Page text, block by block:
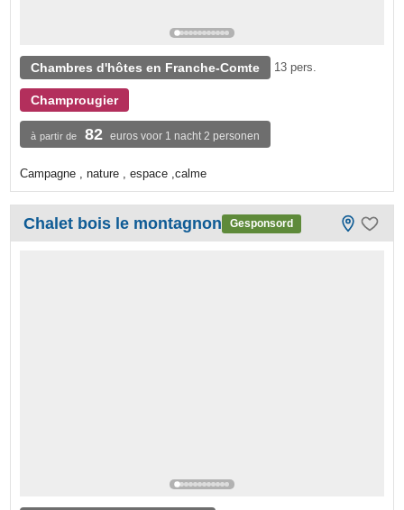
Chambres d'hôtes en Franche-Comte 13 pers.
Champrougier
à partir de 82 euros voor 1 nacht 2 personen
Campagne , nature , espace ,calme
Chalet bois le montagnon Gesponsord